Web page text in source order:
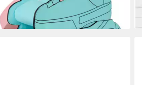
-55%
lieferbar - in 8-10 Werktagen bei dir